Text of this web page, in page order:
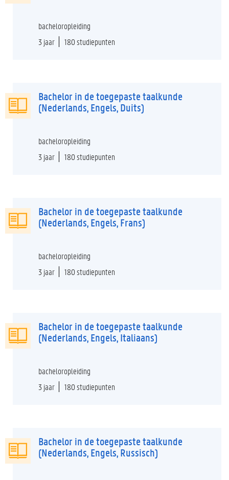
bacheloropleiding
3 jaar
180 studiepunten
Bachelor in de toegepaste taalkunde
(Nederlands, Engels, Duits)
bacheloropleiding
3 jaar
180 studiepunten
Bachelor in de toegepaste taalkunde
(Nederlands, Engels, Frans)
bacheloropleiding
3 jaar
180 studiepunten
Bachelor in de toegepaste taalkunde
(Nederlands, Engels, Italiaans)
bacheloropleiding
3 jaar
180 studiepunten
Bachelor in de toegepaste taalkunde
(Nederlands, Engels, Russisch)